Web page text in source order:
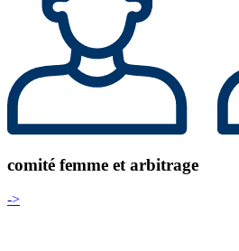
comité femme et arbitrage
->